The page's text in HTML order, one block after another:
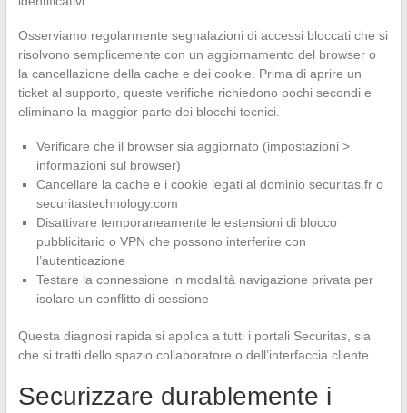
Osserviamo regolarmente segnalazioni di accessi bloccati che si
risolvono semplicemente con un aggiornamento del browser o
la cancellazione della cache e dei cookie. Prima di aprire un
ticket al supporto, queste verifiche richiedono pochi secondi e
eliminano la maggior parte dei blocchi tecnici.
Verificare che il browser sia aggiornato (impostazioni >
informazioni sul browser)
Cancellare la cache e i cookie legati al dominio securitas.fr o
securitastechnology.com
Disattivare temporaneamente le estensioni di blocco
pubblicitario o VPN che possono interferire con
l’autenticazione
Testare la connessione in modalità navigazione privata per
isolare un conflitto di sessione
Questa diagnosi rapida si applica a tutti i portali Securitas, sia
che si tratti dello spazio collaboratore o dell’interfaccia cliente.
Securizzare durablemente i